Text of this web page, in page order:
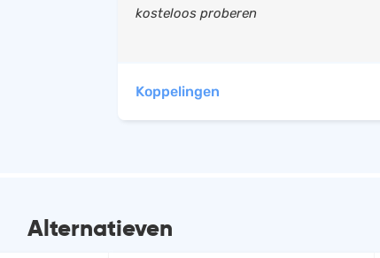
kosteloos proberen
Koppelingen
Alternatieven